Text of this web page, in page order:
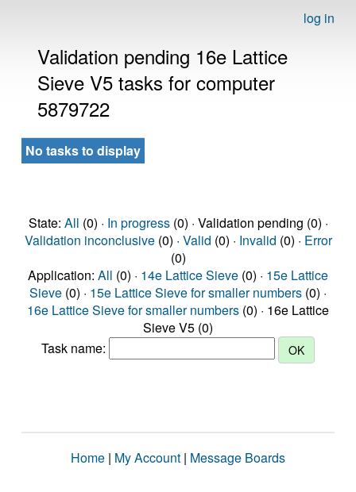
log in
Validation pending 16e Lattice
Sieve V5 tasks for computer
5879722
No tasks to display
State: All (0) · In progress(0) · Validation pending (0) ·
Validation inconclusive(0) · Valid (0) · Invalid (0) · Error
(0)
Application: All (0) · 14e Lattice Sieve (0) · 15e Lattice
Sieve (0) · 15e Lattice Sieve for smaller numbers (0) ·
16e Lattice Sieve for smaller numbers (0) · 16e Lattice
Sieve V5 (0)
Task name:
Home | My Account | Message Boards